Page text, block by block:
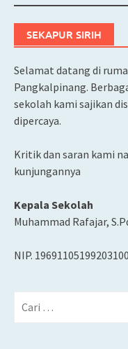
SEKAPUR SIRIH
Selamat datang di
Pangkalpinang.
sekolah kami sajikan
dipercaya.
Kritik dan saran kami
kunjungannya
Kepala Sekolah
Muhammad Rafajar,
NIP.